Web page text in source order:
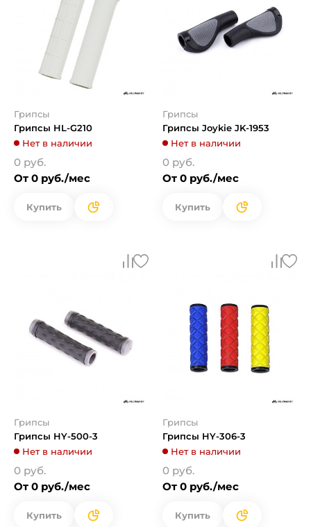
Грипсы
Грипсы HL-G210
Нет в наличии
0 руб.
От 0 руб./мес
Купить
Грипсы
Грипсы Joykie JK-1953
Нет в наличии
0 руб.
От 0 руб./мес
Купить
Грипсы
Грипсы HY-500-3
Нет в наличии
0 руб.
От 0 руб./мес
Купить
Грипсы
Грипсы HY-306-3
Нет в наличии
0 руб.
От 0 руб./мес
Купить